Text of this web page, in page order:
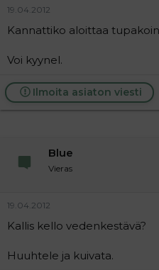
19.04.2012
Kannattiko aloittaa
Voi kyynel.
Ilmoita asiaton viesti
Blue
Vieras
19.04.2012
Kallis kello vedenkestävä?
Huuhtele ja kuivata.